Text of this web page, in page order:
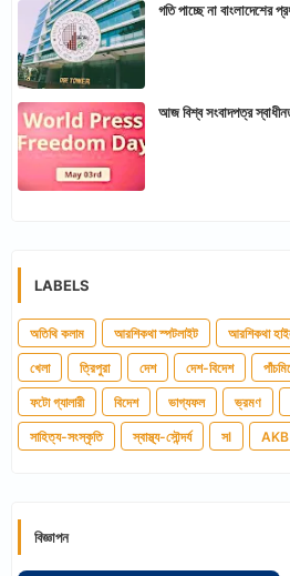
গতি পাচ্ছে না বাংলাদেশের
আজ বিশ্ব সংবাদপত্র
LABELS
অতিথি কলাম আরশিকথা স্পটলাইট আরশিকথা
খেলা ত্রিপুরা দেশ দেশ-বিদেশ
ফটো গ্যালারী বিদেশ ভাগ্যফল ভ্রমণ
সাহিত্য-সংস্কৃতি স্বাস্থ্য-সৌন্দর্য সl
বিজ্ঞাপন